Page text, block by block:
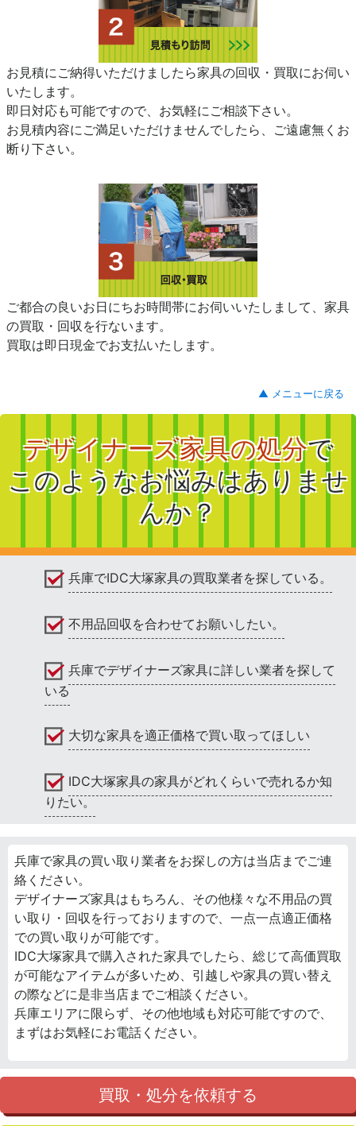
お見積にご納得いただけましたら家具の回収・買取にお伺い
いたします。
即日対応も可能ですので、お気軽にご相談下さい。
お見積内容にご満足いただけませんでしたら、ご遠慮無くお
断り下さい。
ご都合の良いお日にちお時間帯にお伺いいたしまして、家具
の買取・回収を行ないます。
買取は即日現金でお支払いたします。
▲ メニューに戻る
デザイナーズ家具の処分で
このようなお悩みはありませ
んか？
兵庫でIDC大塚家具の買取業者を探している。
不用品回収を合わせてお願いしたい。
兵庫でデザイナーズ家具に詳しい業者を探して
いる
大切な家具を適正価格で買い取ってほしい
IDC大塚家具の家具がどれくらいで売れるか知
りたい。
兵庫で家具の買い取り業者をお探しの方は当店までご連
絡ください。
デザイナーズ家具はもちろん、その他様々な不用品の買
い取り・回収を行っておりますので、一点一点適正価格
での買い取りが可能です。
IDC大塚家具で購入された家具でしたら、総じて高価買取
が可能なアイテムが多いため、引越しや家具の買い替え
の際などに是非当店までご相談ください。
兵庫エリアに限らず、その他地域も対応可能ですので、
まずはお気軽にお電話ください。
買取・処分を依頼する